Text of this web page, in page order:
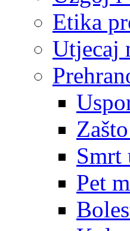
Etika
Utjecaj
Smrt
Pet